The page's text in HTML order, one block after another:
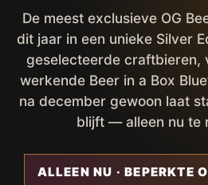
De meest exclusieve OG
dit jaar in een unieke Silver
geselecteerde craftbieren,
werkende Beer in a Box
na december gewoon laat
blijft — alleen nu te
ALLEEN NU · BEPERKTE